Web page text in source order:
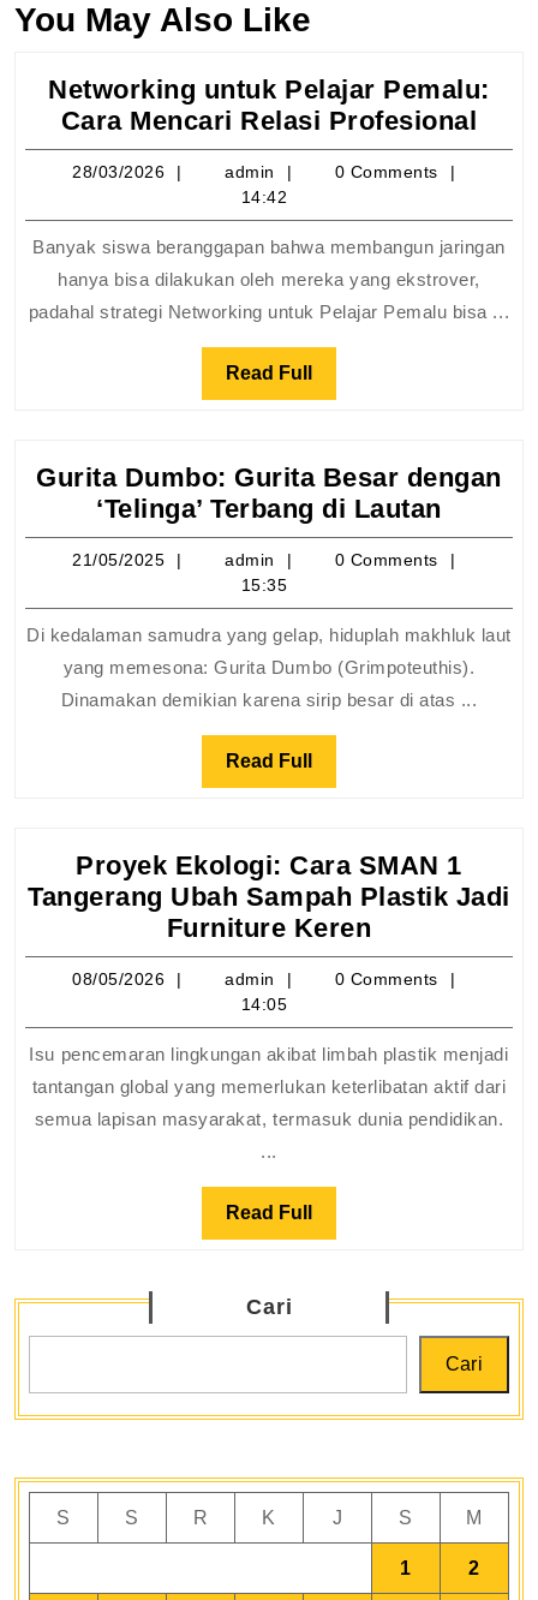
You May Also Like
Networking untuk Pelajar Pemalu:
Cara Mencari Relasi Profesional
Cara
28/03/2026 28/03/2026
admin admin0 Comments
14:42
Banyak siswa beranggapan bahwa membangun jaringan
hanya bisa dilakukan oleh mereka yang ekstrover,
padahal strategi Networking untuk Pelajar Pemalu bisa ...
Read Full Read
Full
Gurita Dumbo: Gurita Besar dengan
‘Telinga’ Terbang di Lautan
Gurita
Besar
dengan
21/05/2025 21/05/2025
admin admin0 Comments
15:35
Di kedalaman samudra yang gelap, hiduplah makhluk laut
yang memesona: Gurita Dumbo (Grimpoteuthis).
Dinamakan demikian karena sirip besar di atas ...
Read Full Read
Full
Proyek Ekologi: Cara SMAN 1
Tangerang Ubah Sampah Plastik Jadi
Furniture Keren
Ekologi:
Cara
SMAN
1
Tangerang
Ubah
08/05/2026 08/05/2026
admin admin0 Comments
14:05
Isu pencemaran lingkungan akibat limbah plastik menjadi
tantangan global yang memerlukan keterlibatan aktif dari
semua lapisan masyarakat, termasuk dunia pendidikan.
...
Read Full Read
Full
Cari
Cari
S S R K J S M
1 2